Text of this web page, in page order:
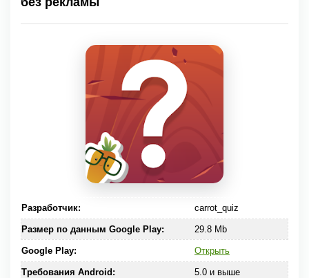
Разработчик: carrot_quiz
Размер по данным Google Play: 29.8 Mb
Google Play: Открыть
Требования Android: 5.0 и выше